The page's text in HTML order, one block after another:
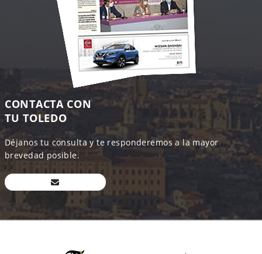
CONTACTA CON
TU TOLEDO
Déjanos tu consulta y te responderemos a la mayor
brevedad posible.